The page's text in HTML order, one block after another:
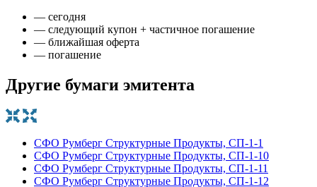
— сегодня
— следующий купон + частичное погашение
— ближайшая оферта
— погашение
Другие бумаги эмитента
СФО Румберг Структурные Продукты, СП-1-1
СФО Румберг Структурные Продукты, СП-1-10
СФО Румберг Структурные Продукты, СП-1-11
СФО Румберг Структурные Продукты, СП-1-12